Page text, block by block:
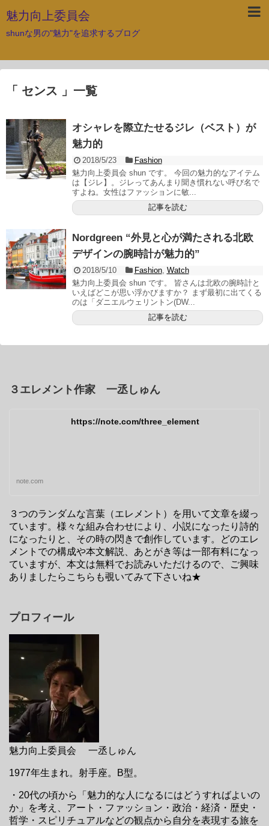
魅力向上委員会
shunな男の"魅力"を追求するブログ
「 センス 」一覧
オシャレを際立たせるジレ（ベスト）が
魅力的
2018/5/23
Fashion
魅力向上委員会 shun です。 今回の魅力的なアイテム
は【ジレ】。ジレってあんまり聞き慣れない呼び名で
すよね。女性はファッションに敏...
記事を読む
Nordgreen “外見と心が満たされる北欧
デザインの腕時計が魅力的”
2018/5/10 Fashion, Watch
魅力向上委員会 shun です。 皆さんは北欧の腕時計と
いえばどこが思い浮かびますか？ まず最初に出てくる
のは「ダニエルウェリントン(DW...
記事を読む
３エレメント作家 一丞しゅん
https://note.com/three_element
note.com
３つのランダムな言葉（エレメント）を用いて文章を綴っ
ています。様々な組み合わせにより、小説になったり詩的
になったりと、その時の閃きで創作しています。どのエレ
メントでの構成や本文解説、あとがき等は一部有料になっ
ていますが、本文は無料でお読みいただけるので、ご興味
ありましたらこちらも覗いてみて下さいね★
プロフィール
魅力向上委員会 一丞しゅん
1977年生まれ。射手座。B型。
・20代の頃から「魅力的な人になるにはどうすればよいの
か」を考え、アート・ファッション・政治・経済・歴史・
哲学・スピリチュアルなどの観点から自分を表現する旅を